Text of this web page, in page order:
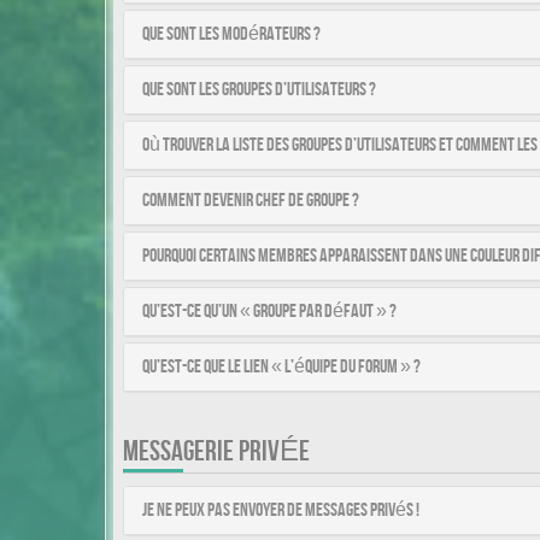
Que sont les modérateurs ?
Que sont les groupes d’utilisateurs ?
Où trouver la liste des groupes d’utilisateurs et comment
Comment devenir chef de groupe ?
Pourquoi certains membres apparaissent dans une couleur
Qu’est-ce qu’un « Groupe par défaut » ?
Qu’est-ce que le lien « L’équipe du forum » ?
MESSAGERIE PRIVÉE
Je ne peux pas envoyer de messages privés !